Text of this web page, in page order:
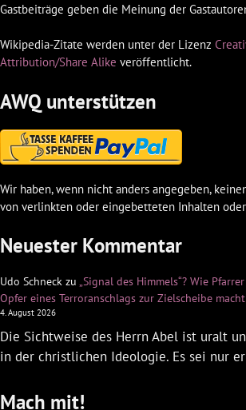
Gastbeiträge geben die Meinung der
Wikipedia-Zitate werden unter der Lizenz
Attribution/Share Alike veröffentlicht.
AWQ unterstützen
Wir haben, wenn nicht anders angegeben,
von verlinkten oder eingebetteten Inhalten
Neuester Kommentar
Udo Schneck zu „Signal des Himmels“? Wie
Opfer eines Terroranschlags zur Zielscheibe macht
4. August 2026
Die Sichtweise des Herrn Abel ist uralt
in der christlichen Ideologie. Es sei nur
Mach mit!